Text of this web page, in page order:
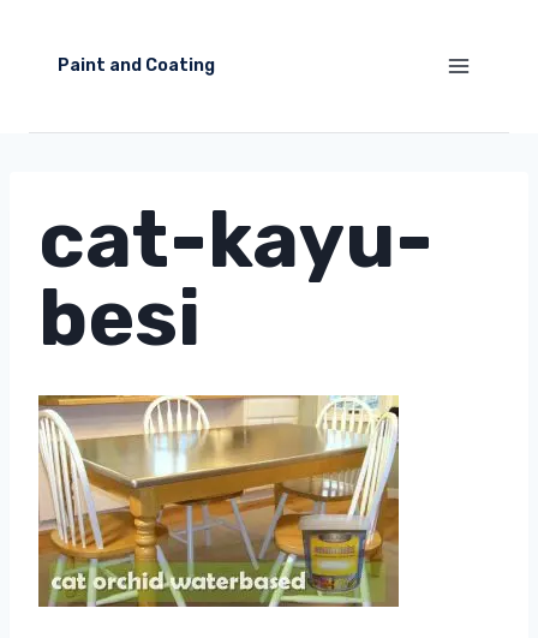
Paint and Coating
cat-kayu-
besi